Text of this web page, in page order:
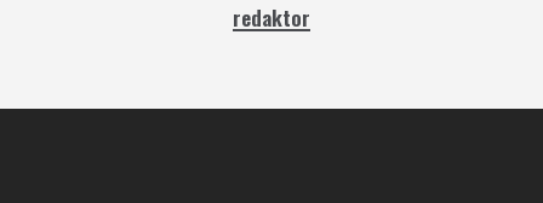
redaktor